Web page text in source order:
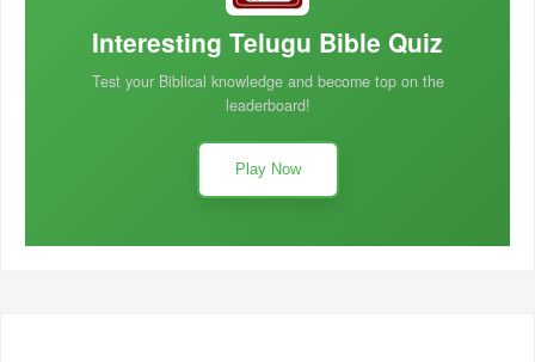
Interesting Telugu Bible Quiz
Test your Biblical knowledge and become top on the
leaderboard!
Play Now